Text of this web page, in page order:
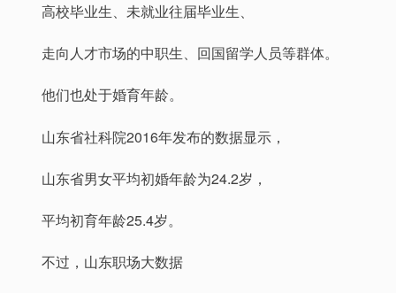
高校毕业生、未就业往届毕业生、
走向人才市场的中职生、回国留学人员等群体。
他们也处于婚育年龄。
山东省社科院2016年发布的数据显示，
山东省男女平均初婚年龄为24.2岁，
平均初育年龄25.4岁。
不过，山东职场大数据